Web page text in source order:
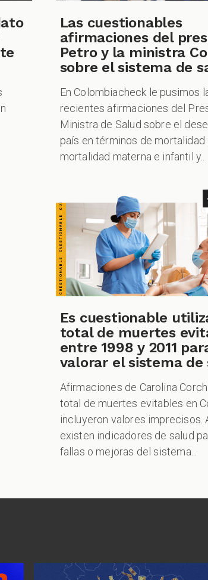
Las cuestionables
afirmaciones del
Petro y la ministra
sobre el sistema de
En Colombiacheck le pusimos
recientes afirmaciones del
Ministra de Salud sobre el
país en términos de mortalidad
mortalidad materna e infantil y...
CUESTIONABLE CUESTIONABLE CUESTIONABLE CUESTIONABLE CUESTIONABLE CUESTIONABLE CUESTIONABLE
Es cuestionable
total de muertes
entre 1998 y 2011
valorar el sistema de
Afirmaciones de Carolina
total de muertes evitables en
incluyeron valores imprecisos.
existen indicadores de salud
fallas o mejoras del sistema...